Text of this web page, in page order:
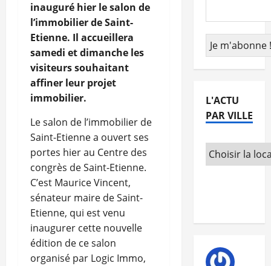
inauguré hier le salon de
l’immobilier de Saint-
Etienne. Il accueillera
samedi et dimanche les
visiteurs souhaitant
affiner leur projet
immobilier.
Le salon de l’immobilier de
Saint-Etienne a ouvert ses
portes hier au Centre des
congrès de Saint-Etienne.
C’est Maurice Vincent,
sénateur maire de Saint-
Etienne, qui est venu
inaugurer cette nouvelle
édition de ce salon
organisé par Logic Immo,
L'ACTU
PAR VILLE